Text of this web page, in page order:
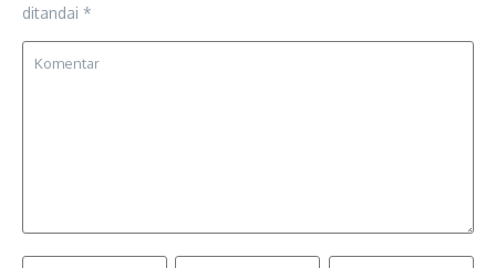
ditandai *